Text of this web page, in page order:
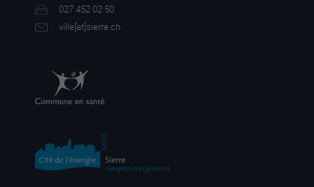
027 452 02 50
ville[at]sierre.ch